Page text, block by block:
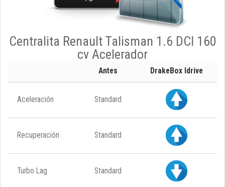
Centralita Renault Talisman 1.6 DCI 160
cv Acelerador
Antes DrakeBox Idrive
Aceleración Standard
Recuperación Standard
Turbo Lag Standard